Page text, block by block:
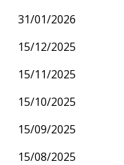
31/01/2026
15/12/2025
15/11/2025
15/10/2025
15/09/2025
15/08/2025